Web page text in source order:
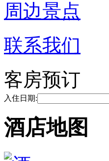
周边景点
联系我们
客房预订
入住日期:
酒店地图